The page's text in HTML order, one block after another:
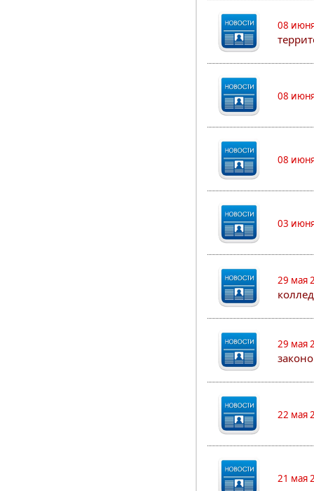
08
08
08
03
29 мая
29 мая
22 мая
21 мая